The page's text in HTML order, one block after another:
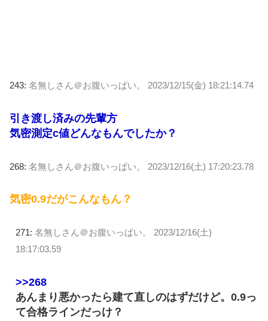
243: 名無しさん＠お腹いっぱい。 2023/12/15(金) 18:21:14.74
引き渡し済みの先輩方
気密測定c値どんなもんでしたか？
268: 名無しさん＠お腹いっぱい。 2023/12/16(土) 17:20:23.78
気密0.9だがこんなもん？
271: 名無しさん＠お腹いっぱい。
2023/12/16(土)
18:17:03.59
>>268
あんまり悪かったら建て直しのはずだけど。0.9っ
て合格ラインだっけ？